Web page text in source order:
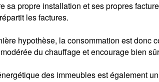
sa propre installation et ses propres
les factures.
hypothèse, la consommation est donc
du chauffage et encourage bien
des immeubles est également